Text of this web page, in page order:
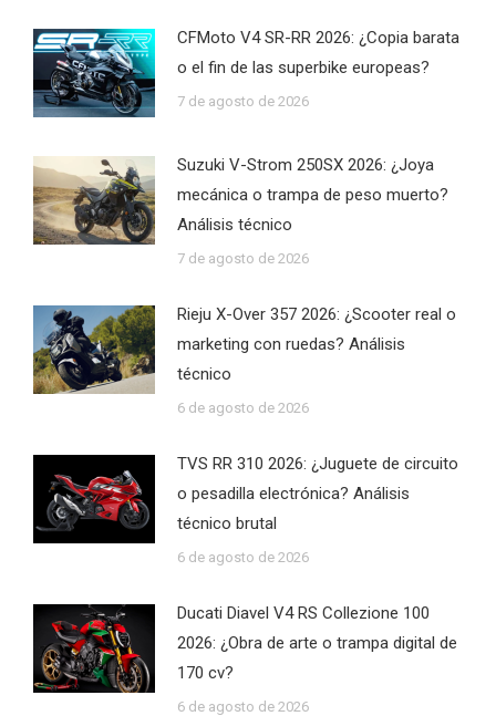
CFMoto V4 SR-RR 2026: ¿Copia barata
o el fin de las superbike europeas?
7 de agosto de 2026
Suzuki V-Strom 250SX 2026: ¿Joya
mecánica o trampa de peso muerto?
Análisis técnico
7 de agosto de 2026
Rieju X-Over 357 2026: ¿Scooter real o
marketing con ruedas? Análisis
técnico
6 de agosto de 2026
TVS RR 310 2026: ¿Juguete de circuito
o pesadilla electrónica? Análisis
técnico brutal
6 de agosto de 2026
Ducati Diavel V4 RS Collezione 100
2026: ¿Obra de arte o trampa digital de
170 cv?
6 de agosto de 2026